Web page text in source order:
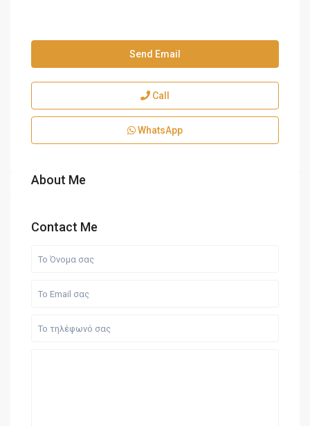
Send Email
Call
WhatsApp
About Me
Contact Me